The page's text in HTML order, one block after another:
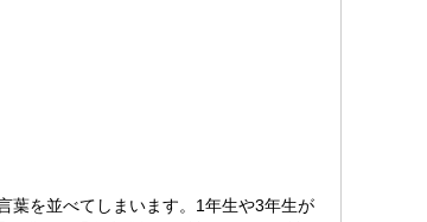
葉を並べてしまいます。1年生や3年生が